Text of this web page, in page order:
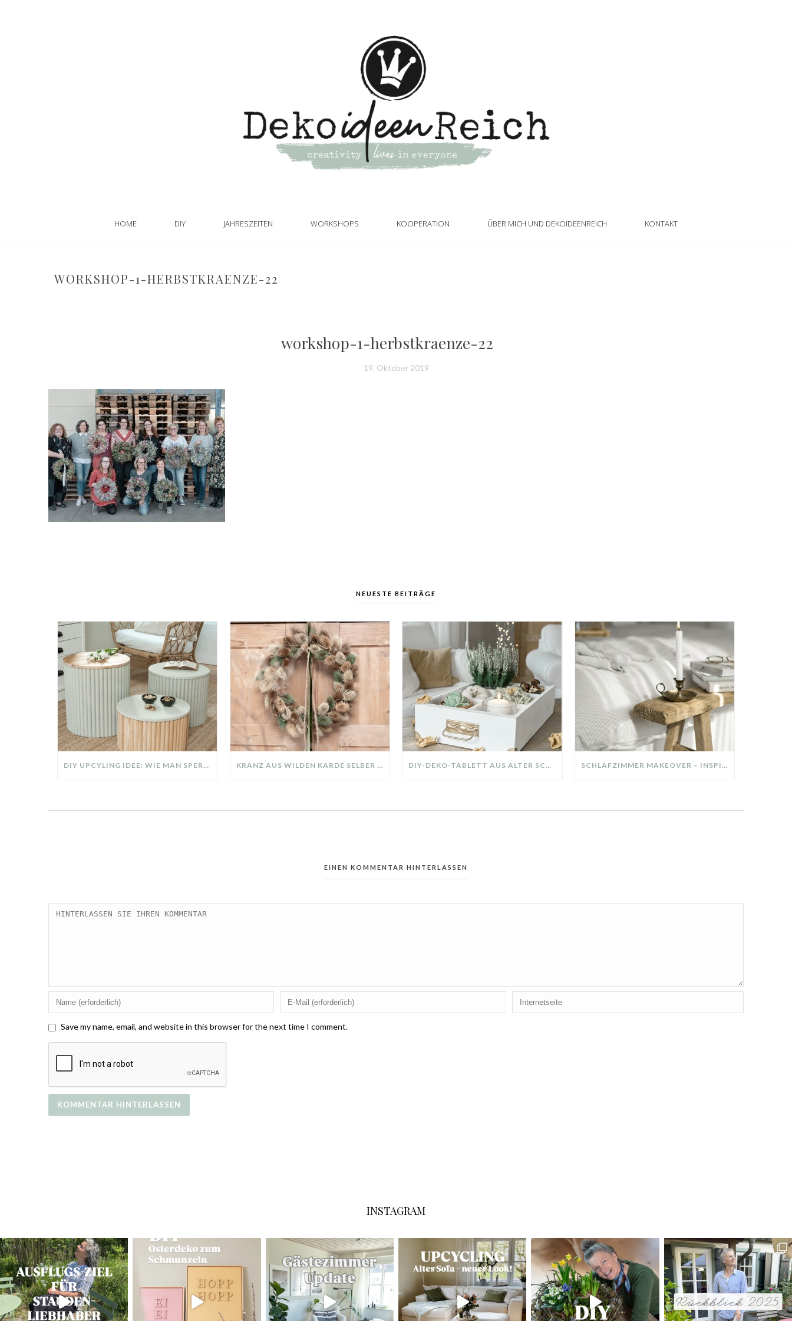
HOME DIY JAHRESZEITEN WORKSHOPS KOOPERATION ÜBER MICH UND DEKOIDEENREICH KONTAKT
WORKSHOP-1-HERBSTKRAENZE-22
workshop-1-herbstkraenze-22
19. Oktober 2019
NEUESTE BEITRÄGE
DIY UPCYLING IDEE: WIE MAN SPERRMÜLL IN EIN DESIGNER TEIL VERWANDELT KRANZ AUS WILDEN KARDE SELBER MACHEN: HERBSTDEKO GANZ EINFACH DIY-DEKO-TABLETT AUS ALTER SCHUBLADE – NACHHALTIGE HERBSTDEKO SELBER MACHEN! SCHLAFZIMMER MAKEOVER – INSPIRATION FÜR DEIN SCHLAFZIMMER: AUS ALT MACH NEU – HELL, GEMÜTLICH UND EINLADEND
EINEN KOMMENTAR HINTERLASSEN
Save my name, email, and website in this browser for the next time I comment.
INSTAGRAM